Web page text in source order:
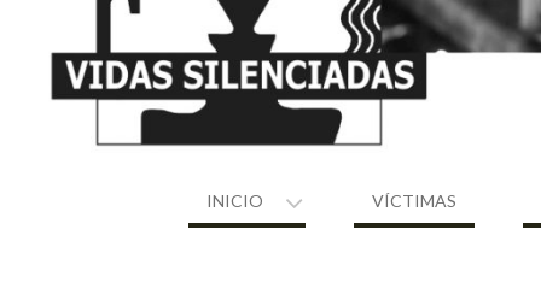
INICIO VÍCTIMAS